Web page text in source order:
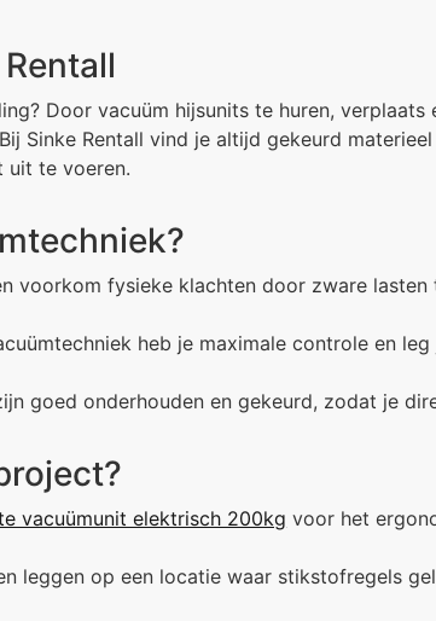
Door vacuüm hijsunits te huren,
Sinke Rentall vind je altijd gekeurd
uit te voeren.
voorkom fysieke klachten door zware
heb je maximale controle en
goed onderhouden en gekeurd, zodat je
vacuümunit elektrisch 200kg voor het
leggen op een locatie waar stikstofregels